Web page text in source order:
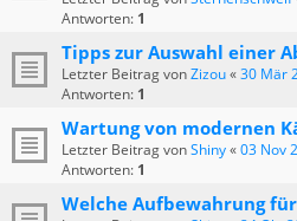
Antworten: 1
Tipps zur Auswahl einer
Letzter Beitrag vonZizou«30 Mär
Antworten: 1
Wartung von modernen
Letzter Beitrag vonShiny«03 Nov
Antworten: 1
Welche Aufbewahrung